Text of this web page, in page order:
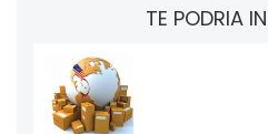
TE PODRIA